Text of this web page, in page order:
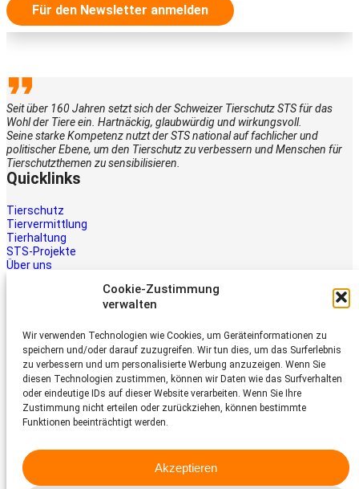
Cookie-Zustimmung
verwalten
Wir verwenden Technologien wie Cookies, um Geräteinformationen zu
speichern und/oder darauf zuzugreifen. Wir tun dies, um das Surferlebnis
zu verbessern und um personalisierte Werbung anzuzeigen. Wenn Sie
diesen Technologien zustimmen, können wir Daten wie das Surfverhalten
oder eindeutige IDs auf dieser Website verarbeiten. Wenn Sie Ihre
Zustimmung nicht erteilen oder zurückziehen, können bestimmte
Funktionen beeinträchtigt werden.
Akzeptieren
Für den Newsletter anmelden
Seit über 160 Jahren setzt sich der Schweizer Tierschutz STS für das
Wohl der Tiere ein. Hartnäckig, glaubwürdig und wirkungsvoll.
Seine starke Kompetenz nutzt der STS national auf fachlicher und
politischer Ebene, um den Tierschutz zu verbessern und Menschen für
Tierschutzthemen zu sensibilisieren.
Quicklinks
Tierschutz
Tiervermittlung
Tierhaltung
STS-Projekte
Über uns
Tiere brauchen Hilfe – auch Ihre.
Unterstützen Sie die Arbeit des
Schweizer Tierschutz STS.
Jetzt spenden
Schweizer Tierschutz STS
CH-4053 Basel